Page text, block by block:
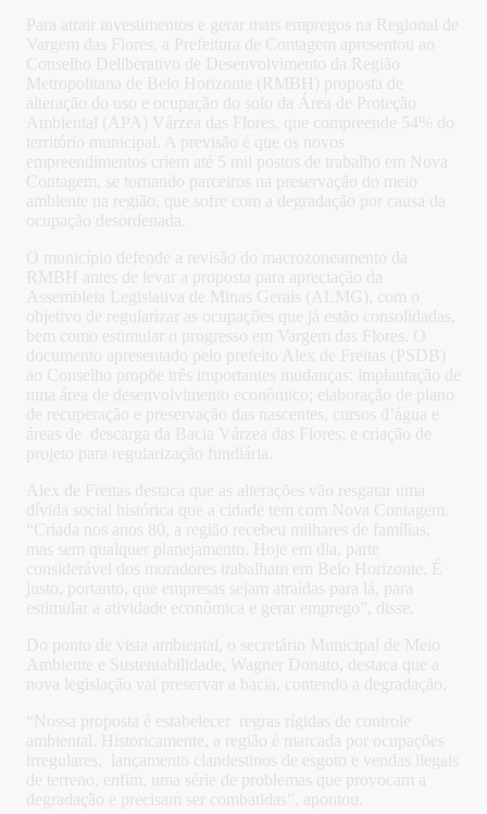
Para atrair investimentos e gerar mais empregos na Regional de
Vargem das Flores, a Prefeitura de Contagem apresentou ao
Conselho Deliberativo de Desenvolvimento da Região
Metropolitana de Belo Horizonte (RMBH) proposta de
alteração do uso e ocupação do solo da Área de Proteção
Ambiental (APA) Várzea das Flores, que compreende 54% do
território municipal. A previsão é que os novos
empreendimentos criem até 5 mil postos de trabalho em Nova
Contagem, se tornando parceiros na preservação do meio
ambiente na região, que sofre com a degradação por causa da
ocupação desordenada.
O município defende a revisão do macrozoneamento da
RMBH antes de levar a proposta para apreciação da
Assembleia Legislativa de Minas Gerais (ALMG), com o
objetivo de regularizar as ocupações que já estão consolidadas,
bem como estimular o progresso em Vargem das Flores. O
documento apresentado pelo prefeito Alex de Freitas (PSDB)
ao Conselho propõe três importantes mudanças: implantação de
uma área de desenvolvimento econômico; elaboração de plano
de recuperação e preservação das nascentes, cursos d’água e
áreas de descarga da Bacia Várzea das Flores; e criação de
projeto para regularização fundiária.
Alex de Freitas destaca que as alterações vão resgatar uma
dívida social histórica que a cidade tem com Nova Contagem.
“Criada nos anos 80, a região recebeu milhares de famílias,
mas sem qualquer planejamento. Hoje em dia, parte
considerável dos moradores trabalham em Belo Horizonte. É
justo, portanto, que empresas sejam atraídas para lá, para
estimular a atividade econômica e gerar emprego”, disse.
Do ponto de vista ambiental, o secretário Municipal de Meio
Ambiente e Sustentabilidade, Wagner Donato, destaca que a
nova legislação vai preservar a bacia, contendo a degradação.
“Nossa proposta é estabelecer regras rígidas de controle
ambiental. Historicamente, a região é marcada por ocupações
irregulares, lançamento clandestinos de esgoto e vendas ilegais
de terreno, enfim, uma série de problemas que provocam a
degradação e precisam ser combatidas”, apontou.